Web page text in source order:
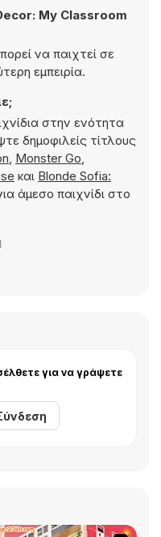
My Classroom
να παιχτεί σε
εμπειρία.
στην ενότητα
δημοφιλείς τίτλους
, Monster Go,
και Blonde Sofia:
άμεσο παιχνίδι στο
για να γράψετε